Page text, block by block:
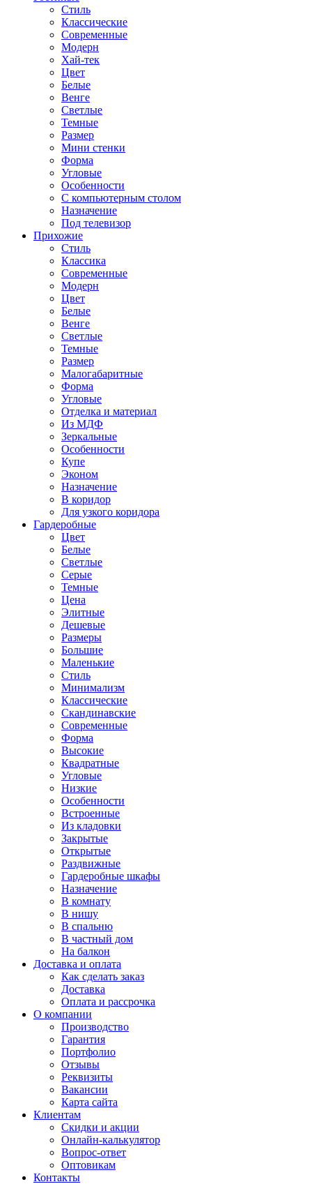
Стиль
Классические
Современные
Модерн
Хай-тек
Цвет
Белые
Венге
Светлые
Темные
Размер
Мини стенки
Форма
Угловые
Особенности
С компьютерным столом
Назначение
Под телевизор
Прихожие
Стиль
Классика
Современные
Модерн
Цвет
Белые
Венге
Светлые
Темные
Размер
Малогабаритные
Форма
Угловые
Отделка и материал
Из МДФ
Зеркальные
Особенности
Купе
Эконом
Назначение
В коридор
Для узкого коридора
Гардеробные
Цвет
Белые
Светлые
Серые
Темные
Цена
Элитные
Дешевые
Размеры
Большие
Маленькие
Стиль
Минимализм
Классические
Скандинавские
Современные
Форма
Высокие
Квадратные
Угловые
Низкие
Особенности
Встроенные
Из кладовки
Закрытые
Открытые
Раздвижные
Гардеробные шкафы
Назначение
В комнату
В нишу
В спальню
В частный дом
На балкон
Доставка и оплата
Как сделать заказ
Доставка
Оплата и рассрочка
О компании
Производство
Гарантия
Портфолио
Отзывы
Реквизиты
Вакансии
Карта сайта
Клиентам
Скидки и акции
Онлайн-калькулятор
Вопрос-ответ
Оптовикам
Контакты